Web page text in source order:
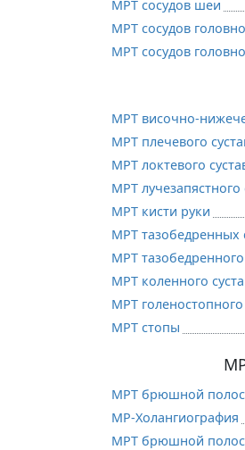
МРТ сосудов шеи
МРТ сосудов
МРТ сосудов
МРТ височно-
МРТ плечевого
МРТ локтевого
МРТ лучезапястного
МРТ кисти руки
МРТ тазобедренных
МРТ тазобедренного
МРТ коленного
МРТ голеностопного
МРТ стопы
МРТ брюшной
МР-Холангиография
МРТ брюшной